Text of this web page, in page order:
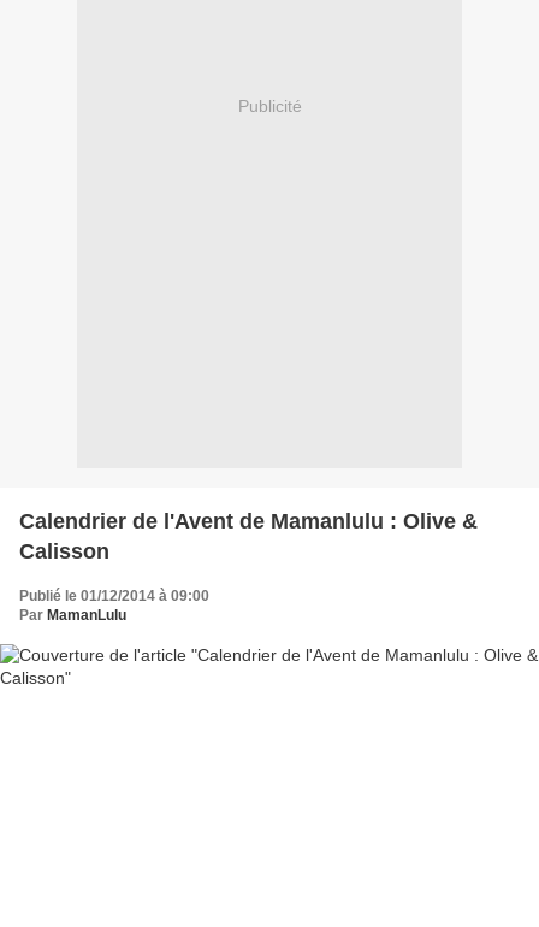
Publicité
Calendrier de l'Avent de Mamanlulu : Olive &
Calisson
Publié le 01/12/2014 à 09:00
Par MamanLulu